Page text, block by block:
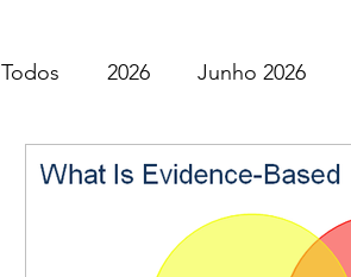
Todos 2026 Junho 2026
SGEM PT Podcast 2025
Maio 2026 Abril